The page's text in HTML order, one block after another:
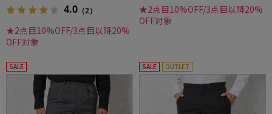
4.0 （2）
★2点目10%OFF/3点目以降20%
OFF対象
★2点目10%OFF/3点目以降20%
OFF対象
SALE SALE OUTLET